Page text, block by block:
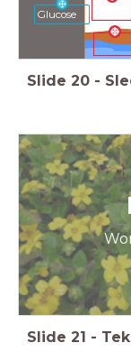
Glucose
Slide 20 -
Slide 21 -